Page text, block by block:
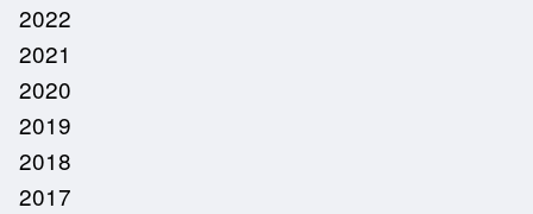
2022
2021
2020
2019
2018
2017